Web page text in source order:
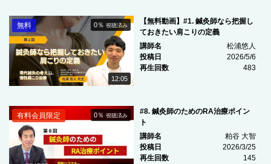
12:05
0％視聴済み
無料
【無料動画】#1. 鍼灸師なら把握し
ておきたい肩こりの定義
講師名
松浦悠人
投稿日
2026/5/6
再生回数
483
0％視聴済み
有料会員限定
#8. 鍼灸師のためのRA治療ポイン
ト
講師名
粕谷 大智
投稿日
2026/3/25
再生回数
145